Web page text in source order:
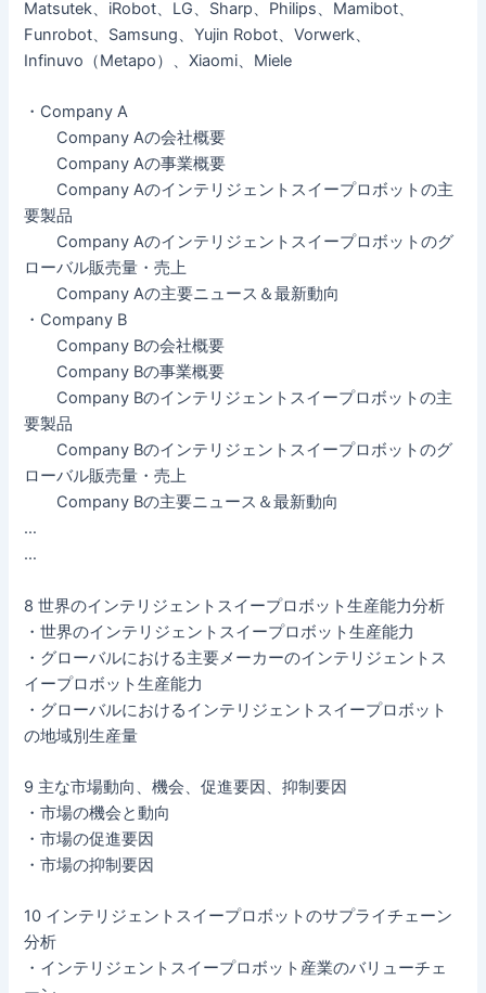
Matsutek、iRobot、LG、Sharp、Philips、Mamibot、
Funrobot、Samsung、Yujin Robot、Vorwerk、
Infinuvo（Metapo）、Xiaomi、Miele
・Company A
Company Aの会社概要
Company Aの事業概要
Company Aのインテリジェントスイープロボットの主
要製品
Company Aのインテリジェントスイープロボットのグ
ローバル販売量・売上
Company Aの主要ニュース＆最新動向
・Company B
Company Bの会社概要
Company Bの事業概要
Company Bのインテリジェントスイープロボットの主
要製品
Company Bのインテリジェントスイープロボットのグ
ローバル販売量・売上
Company Bの主要ニュース＆最新動向
…
…
8 世界のインテリジェントスイープロボット生産能力分析
・世界のインテリジェントスイープロボット生産能力
・グローバルにおける主要メーカーのインテリジェントス
イープロボット生産能力
・グローバルにおけるインテリジェントスイープロボット
の地域別生産量
9 主な市場動向、機会、促進要因、抑制要因
・市場の機会と動向
・市場の促進要因
・市場の抑制要因
10 インテリジェントスイープロボットのサプライチェーン
分析
・インテリジェントスイープロボット産業のバリューチェ